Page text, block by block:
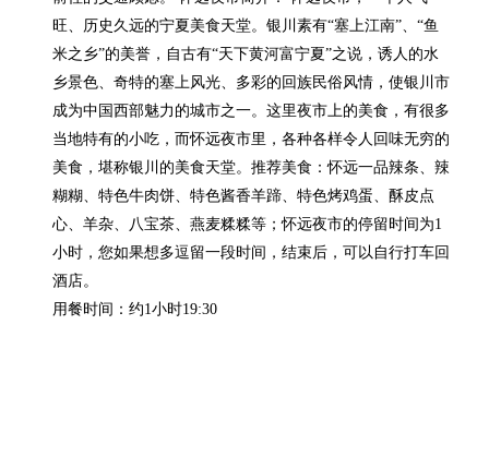
旺、历史久远的宁夏美食天堂。银川素有“塞上江南”、“鱼
米之乡”的美誉，自古有“天下黄河富宁夏”之说，诱人的水
乡景色、奇特的塞上风光、多彩的回族民俗风情，使银川市
成为中国西部魅力的城市之一。这里夜市上的美食，有很多
当地特有的小吃，而怀远夜市里，各种各样令人回味无穷的
美食，堪称银川的美食天堂。推荐美食：怀远一品辣条、辣
糊糊、特色牛肉饼、特色酱香羊蹄、特色烤鸡蛋、酥皮点
心、羊杂、八宝茶、燕麦糅糅等；怀远夜市的停留时间为1
小时，您如果想多逗留一段时间，结束后，可以自行打车回
酒店。
用餐时间：约1小时19:30